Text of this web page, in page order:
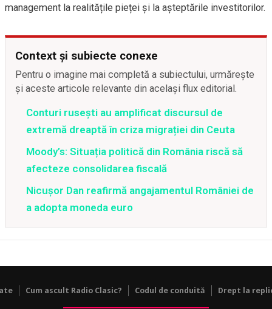
management la realitățile pieței și la așteptările investitorilor.
Context și subiecte conexe
Pentru o imagine mai completă a subiectului, urmărește
și aceste articole relevante din același flux editorial.
Conturi rusești au amplificat discursul de
extremă dreaptă în criza migrației din Ceuta
Moody’s: Situația politică din România riscă să
afecteze consolidarea fiscală
Nicușor Dan reafirmă angajamentul României de
a adopta moneda euro
Cum ascult Radio Clasic? Codul de conduită Drept la